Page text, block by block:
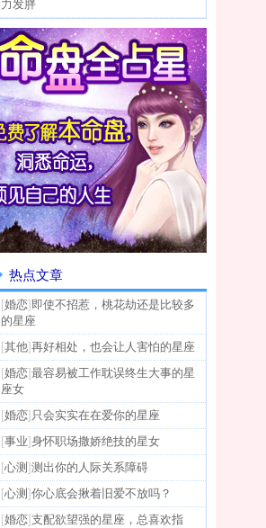
力发胖
热点文章
[婚恋] 即使不招惹，桃花劫还是比较多
的星座
[其他]再好相处，也会让人害怕的星座
[婚恋]最容易被工作耽误终生大事的星
座女
[婚恋] 只会实实在在爱你的星座
[事业]身怀职场撒娇绝技的星女
[心测 ]测出你的人际关系障碍
[心测 ]你心底会揪着旧爱不放吗？
[婚恋]支配欲望强的星座，总喜欢指